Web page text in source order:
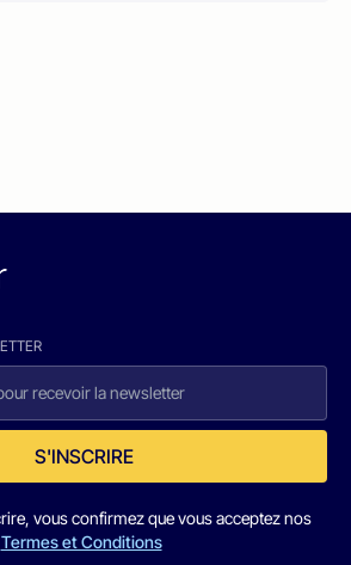
S'INSCRIRE
vous confirmez que vous acceptez nos
Termes et Conditions